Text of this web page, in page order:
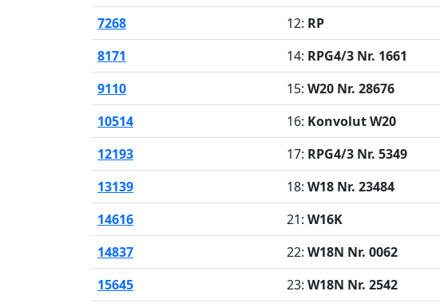
7268
12: RP
8171
14: RPG4/3 Nr. 1661
9110
15: W20 Nr. 28676
10514
16: Konvolut W20
12193
17: RPG4/3 Nr. 5349
13139
18: W18 Nr. 23484
14616
21: W16K
14837
22: W18N Nr. 0062
15645
23: W18N Nr. 2542